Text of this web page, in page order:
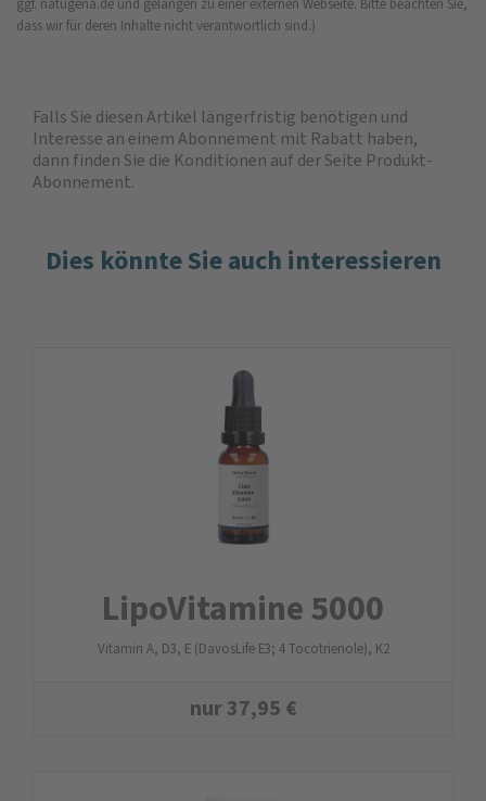
dass wir für deren Inhalte nicht verantwortlich sind.)
Falls Sie diesen Artikel längerfristig benötigen und
Interesse an einem Abonnement mit Rabatt haben,
dann finden Sie die Konditionen auf der Seite Produkt-
Abonnement.
Dies könnte Sie auch interessieren
LipoVitamine 5000
Vitamin A, D3, E (DavosLife E3; 4 Tocotrienole), K2
nur37,95 €